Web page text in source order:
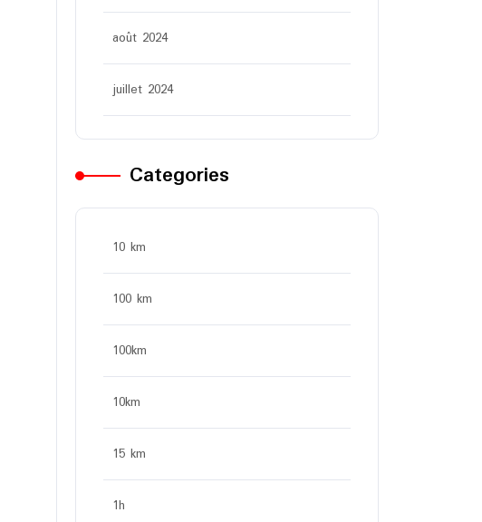
août 2024
juillet 2024
Categories
10 km
100 km
100km
10km
15 km
1h